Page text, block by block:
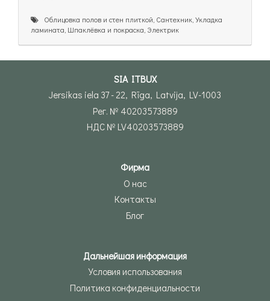
Облицовка полов и стен плиткой, Сантехник, Укладка
ламината, Шпаклёвка и покраска, Электрик
SIA ITBUX
Jersikas iela 37 - 22, Rīga, Latvija, LV-1003
Рег. № 40203573889
НДС № LV40203573889
Фирма
О нас
Контакты
Блог
Дальнейшая информация
Условия использования
Политика конфиденциальности